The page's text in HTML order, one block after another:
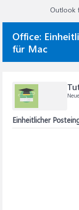
Outlook
Office:
für Mac
Einheitlicher